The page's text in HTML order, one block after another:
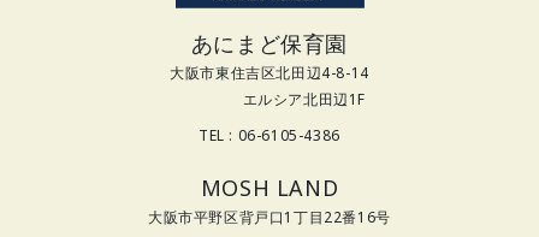
あにまど保育園
大阪市東住吉区北田辺4-8-14
エルシア北田辺1F
TEL : 06-6105-4386
MOSH LAND
大阪市平野区背戸口1丁目22番16号